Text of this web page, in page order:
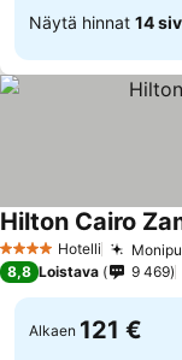
Näytä hinnat 14
4 Tähtiluokitus
Hotelli
Hilton Cairo
8,8 Loistava 9 469
Alkaen 121 €